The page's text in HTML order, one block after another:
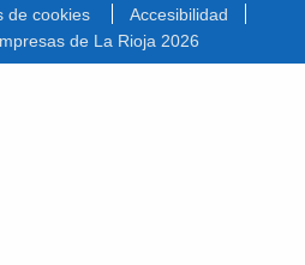
de cookies
Accesibilidad
de La Rioja 2026